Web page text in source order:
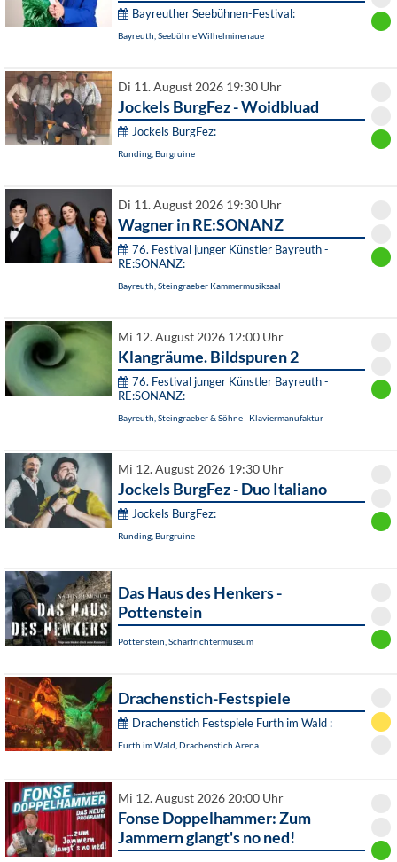
Bayreuther Seebühnen-Festival:
Bayreuth, Seebühne Wilhelminenaue
Di 11. August 2026 19:30 Uhr
Jockels BurgFez - Woidbluad
Jockels BurgFez:
Runding, Burgruine
Di 11. August 2026 19:30 Uhr
Wagner in RE:SONANZ
76. Festival junger Künstler Bayreuth -
RE:SONANZ:
Bayreuth, Steingraeber Kammermusiksaal
Mi 12. August 2026 12:00 Uhr
Klangräume. Bildspuren 2
76. Festival junger Künstler Bayreuth -
RE:SONANZ:
Bayreuth, Steingraeber & Söhne - Klaviermanufaktur
Mi 12. August 2026 19:30 Uhr
Jockels BurgFez - Duo Italiano
Jockels BurgFez:
Runding, Burgruine
Das Haus des Henkers -
Pottenstein
Pottenstein, Scharfrichtermuseum
Drachenstich-Festspiele
Drachenstich Festspiele Furth im Wald :
Furth im Wald, Drachenstich Arena
Mi 12. August 2026 20:00 Uhr
Fonse Doppelhammer: Zum
Jammern glangt's no ned!